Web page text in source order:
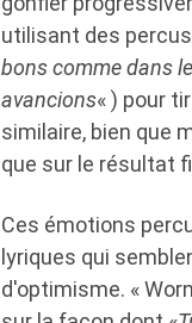
utilisant des
bons comme dans
avancions« ) pour
similaire, bien que
que sur le résultat
Ces émotions
lyriques qui
d'optimisme. «